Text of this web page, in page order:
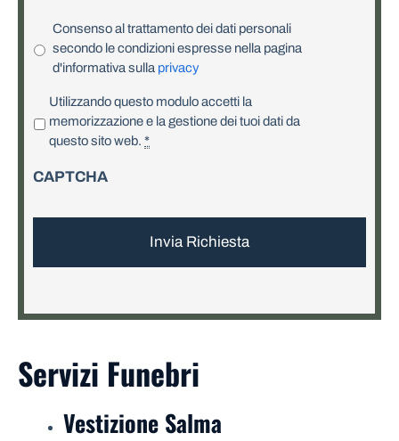
Consenso al trattamento dei dati personali
secondo le condizioni espresse nella pagina
d'informativa sulla privacy
r
a
y
Utilizzando questo modulo accetti la
memorizzazione e la gestione dei tuoi dati da
questo sito web. *
CAPTCHA
Servizi Funebri
Vestizione Salma